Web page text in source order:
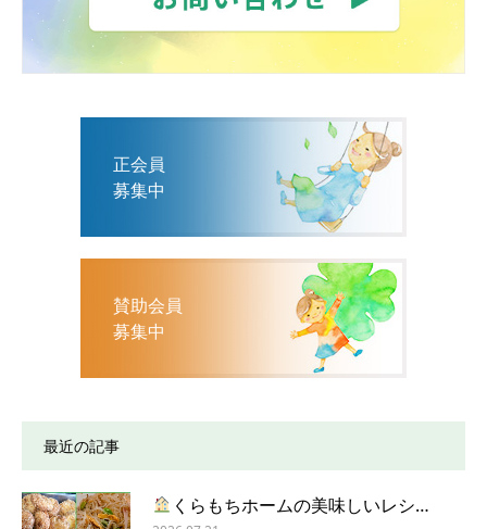
正会員
募集中
賛助会員
募集中
最近の記事
くらもちホームの美味しいレシ…